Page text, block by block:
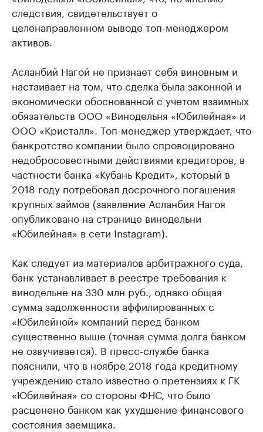
следствия, свидетельствует о
целенаправленном выводе топ-менеджером
активов.
Асланбий Нагой не признает себя виновным и
настаивает на том, что сделка была законной и
экономически обоснованной с учетом взаимных
обязательств ООО «Винодельня «Юбилейная» и
ООО «Кристалл». Топ-менеджер утверждает, что
банкротство компании было спровоцировано
недобросовестными действиями кредиторов, в
частности банка «Кубань Кредит», который в
2018 году потребовал досрочного погашения
крупных займов (заявление Асланбия Нагоя
опубликовано на странице винодельни
«Юбилейная» в сети Instagram).
Как следует из материалов арбитражного суда,
банк устанавливает в реестре требования к
винодельне на 330 млн руб., однако общая
сумма задолженности аффилированных с
«Юбилейной» компаний перед банком
существенно выше (точная сумма долга банком
не озвучивается). В пресс-службе банка
пояснили, что в ноябре 2018 года кредитному
учреждению стало известно о претензиях к ГК
«Юбилейная» со стороны ФНС, что было
расценено банком как ухудшение финансового
состояния заемщика.